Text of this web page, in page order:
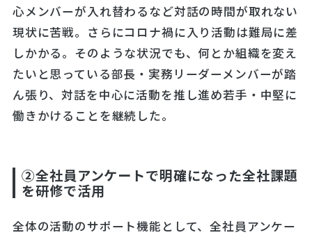
心メンバーが入れ替わるなど対話の時間が取れない
現状に苦戦。さらにコロナ禍に入り活動は難局に差
しかかる。そのような状況でも、何とか組織を変え
たいと思っている部長・実務リーダーメンバーが踏
ん張り、対話を中心に活動を推し進め若手・中堅に
働きかけることを継続した。
②全社員アンケートで明確になった全社課題
を研修で活用
全体の活動のサポート機能として、全社員アンケー